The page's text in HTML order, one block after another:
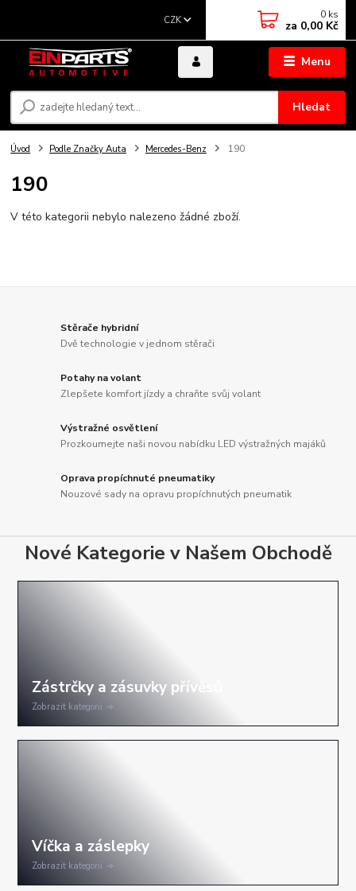
Menu
CZK
Hledat
0 ks
za 0,00 Kč
Úvod Podle Značky Auta Mercedes-Benz 190
190
V této kategorii nebylo nalezeno žádné zboží.
Stěrače hybridní
Dvě technologie v jednom stěrači
Potahy na volant
Zlepšete komfort jízdy a chraňte svůj volant
Výstražné osvětlení
Prozkoumejte naši novou nabídku LED výstražných majáků
Oprava propíchnuté pneumatiky
Nouzové sady na opravu propíchnutých pneumatik
Nové Kategorie v Našem Obchodě
Zobrazit kategorii
Zobrazit kategorii